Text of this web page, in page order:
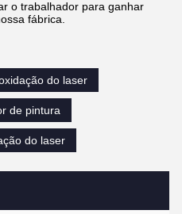
o trabalhador para ganhar
fábrica.
do laser
de pintura
do laser